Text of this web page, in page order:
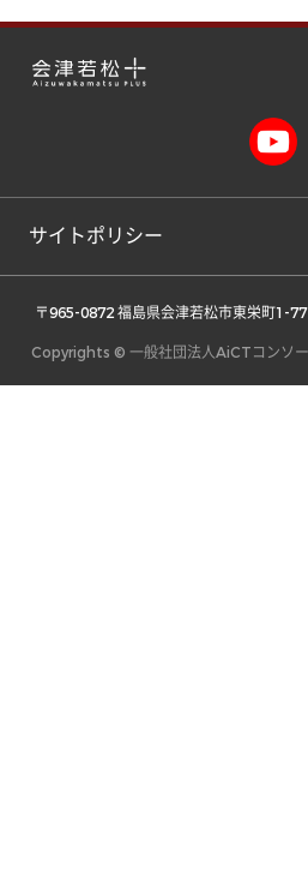
サイトポリシー
〒965-0872 福島県会津若松市東栄町1-77
Copyrights © 一般社団法人AiCTコンソ